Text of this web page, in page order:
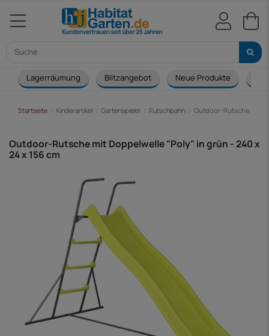
Lagerräumung Blitzangebot Neue Produkte
Startseite Kinderartikel Gartenspielel Rutschbahn Outdoor-Rutsche mit
Outdoor-Rutsche mit Doppelwelle "Poly" in grün - 240 x
24 x 156 cm